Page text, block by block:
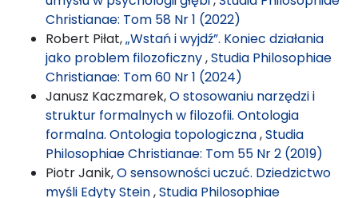
Christianae: Tom 58 Nr 1 (2022)
Robert Piłat,„Wstań i wyjdź”. Koniec działania
jako problem filozoficzny,Studia Philosophiae
Christianae: Tom 60 Nr 1 (2024)
Janusz Kaczmarek,O stosowaniu narzędzi i
struktur formalnych w filozofii. Ontologia
formalna. Ontologia topologiczna,Studia
Philosophiae Christianae: Tom 55 Nr 2 (2019)
Piotr Janik,O sensowności uczuć. Dziedzictwo
myśli Edyty Stein,Studia Philosophiae